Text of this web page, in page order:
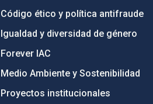
Código ético y política antifraude
Igualdad y diversidad de género
Forever IAC
Medio Ambiente y Sostenibilidad
Proyectos institucionales